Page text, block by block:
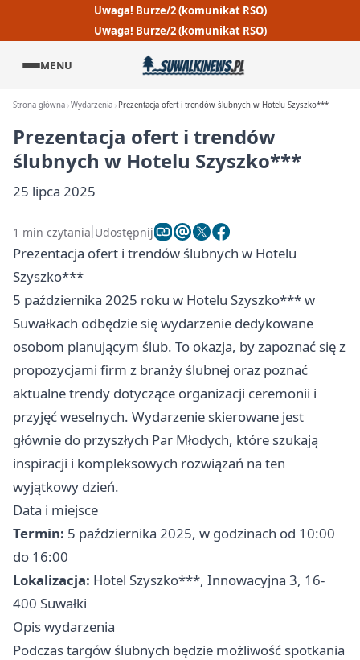
Uwaga! Burze/2 (komunikat RSO)
Uwaga! Burze/2 (komunikat RSO)
MENU
Strona główna Wydarzenia Prezentacja ofert i trendów ślubnych w Hotelu Szyszko***
Prezentacja ofert i trendów
ślubnych w Hotelu Szyszko***
25 lipca 2025
1 min czytania Udostępnij
Prezentacja ofert i trendów ślubnych w Hotelu
Szyszko***
5 października 2025 roku w Hotelu Szyszko*** w
Suwałkach odbędzie się wydarzenie dedykowane
osobom planującym ślub. To okazja, by zapoznać się z
propozycjami firm z branży ślubnej oraz poznać
aktualne trendy dotyczące organizacji ceremonii i
przyjęć weselnych. Wydarzenie skierowane jest
głównie do przyszłych Par Młodych, które szukają
inspiracji i kompleksowych rozwiązań na ten
wyjątkowy dzień.
Data i miejsce
Termin: 5 października 2025, w godzinach od 10:00
do 16:00
Lokalizacja: Hotel Szyszko***, Innowacyjna 3, 16-
400 Suwałki
Opis wydarzenia
Podczas targów ślubnych będzie możliwość spotkania